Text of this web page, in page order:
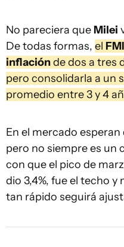
No pareciera que Milei
De todas formas, el FMI
inflaciónde dos a tres
pero consolidarla a un
promedio entre 3 y 4
En el mercado esperan
pero no siempre es un
con que el pico de
dio 3,4%, fue el techo y
tan rápido seguirá